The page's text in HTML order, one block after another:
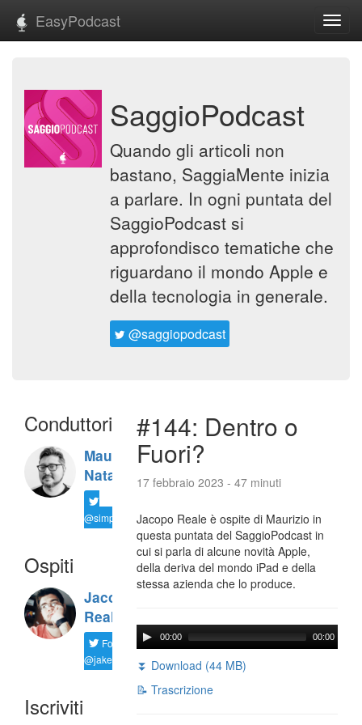
EasyPodcast
SaggioPodcast
Quando gli articoli non
bastano, SaggiaMente inizia
a parlare. In ogni puntata del
SaggioPodcast si
approfondisco tematiche che
riguardano il mondo Apple e
della tecnologia in generale.
@saggiopodcast
Conduttori
Maurizio
Natali
@simplemal
Ospiti
Jacopo
Reale
Follow
@jakereale
Iscriviti
#144: Dentro o
Fuori?
17 febbraio 2023 - 47 minuti
Jacopo Reale è ospite di Maurizio in
questa puntata del SaggioPodcast in
cui si parla di alcune novità Apple,
della deriva del mondo iPad e della
stessa azienda che lo produce.
00:00 00:00
⏬ Download (44 MB)
📝 Trascrizione